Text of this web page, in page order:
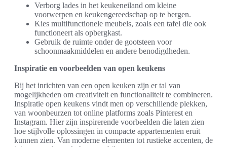
Verborg lades in het keukeneiland om kleine
voorwerpen en keukengereedschap op te bergen.
Kies multifunctionele meubels, zoals een tafel die ook
functioneert als opbergkast.
Gebruik de ruimte onder de gootsteen voor
schoonmaakmiddelen en andere benodigdheden.
Inspiratie en voorbeelden van open keukens
Bij het inrichten van een open keuken zijn er tal van
mogelijkheden om creativiteit en functionaliteit te combineren.
Inspiratie open keukens vindt men op verschillende plekken,
van woonbeurzen tot online platforms zoals Pinterest en
Instagram. Hier zijn inspirerende voorbeelden die laten zien
hoe stijlvolle oplossingen in compacte appartementen eruit
kunnen zien. Van moderne elementen tot rustieke accenten, de